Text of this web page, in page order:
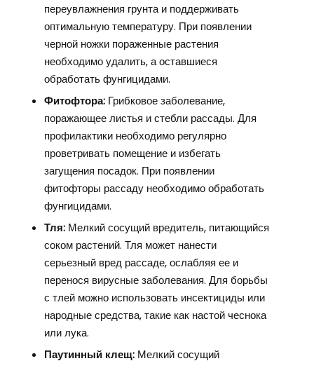
переувлажнения грунта и поддерживать
оптимальную температуру. При появлении
черной ножки пораженные растения
необходимо удалить, а оставшиеся
обработать фунгицидами.
Фитофтора:Грибковое заболевание,
поражающее листья и стебли рассады. Для
профилактики необходимо регулярно
проветривать помещение и избегать
загущения посадок. При появлении
фитофторы рассаду необходимо обработать
фунгицидами.
Тля:Мелкий сосущий вредитель, питающийся
соком растений. Тля может нанести
серьезный вред рассаде, ослабляя ее и
перенося вирусные заболевания. Для борьбы
с тлей можно использовать инсектициды или
народные средства, такие как настой чеснока
или лука.
Паутинный клещ:Мелкий сосущий